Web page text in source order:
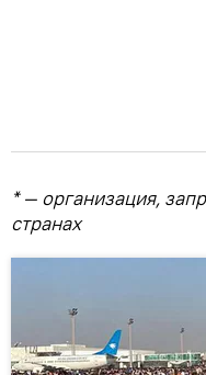
* — организация,
странах